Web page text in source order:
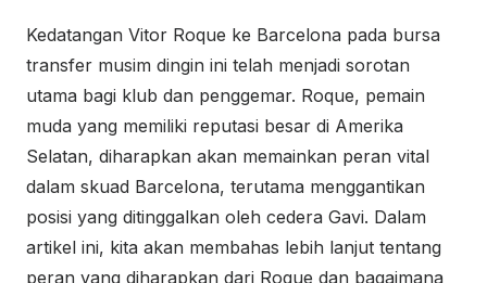
Kedatangan Vitor Roque ke Barcelona pada bursa
transfer musim dingin ini telah menjadi sorotan
utama bagi klub dan penggemar. Roque, pemain
muda yang memiliki reputasi besar di Amerika
Selatan, diharapkan akan memainkan peran vital
dalam skuad Barcelona, terutama menggantikan
posisi yang ditinggalkan oleh cedera Gavi. Dalam
artikel ini, kita akan membahas lebih lanjut tentang
peran yang diharapkan dari Roque dan bagaimana